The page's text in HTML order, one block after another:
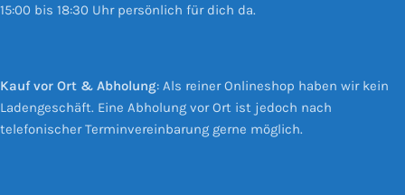
15:00 bis 18:30 Uhr persönlich für dich da.
Kauf vor Ort & Abholung: Als reiner Onlineshop haben wir kein
Ladengeschäft. Eine Abholung vor Ort ist jedoch nach
telefonischer Terminvereinbarung gerne möglich.